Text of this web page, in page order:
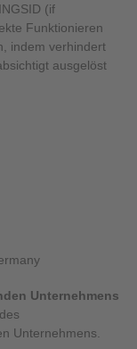
(if
Funktionieren
indem verhindert
ausgelöst
Unternehmens
Unternehmens.